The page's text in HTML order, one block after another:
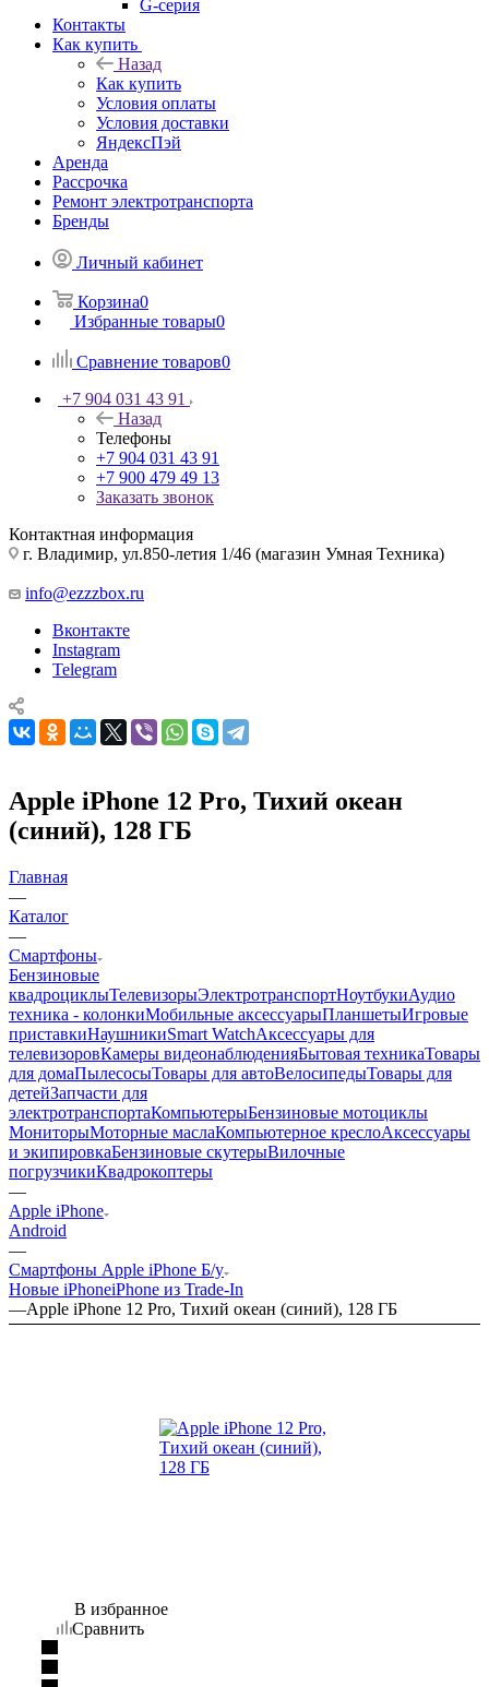
G-серия
Контакты
Как купить
Назад
Как купить
Условия оплаты
Условия доставки
ЯндексПэй
Аренда
Рассрочка
Ремонт электротранспорта
Бренды
Личный кабинет
Корзина0
Избранные товары0
Сравнение товаров0
+7 904 031 43 91
Назад
Телефоны
+7 904 031 43 91
+7 900 479 49 13
Заказать звонок
Контактная информация
г. Владимир, ул.850-летия 1/46 (магазин Умная Техника)
info@ezzzbox.ru
Вконтакте
Instagram
Telegram
Apple iPhone 12 Pro, Тихий океан
(синий), 128 ГБ
Главная
—
Каталог
—
Смартфоны
Бензиновые
квадроциклыТелевизорыЭлектротранспортНоутбукиАудио
техника - колонкиМобильные аксессуарыПланшетыИгровые
приставкиНаушникиSmart WatchАксессуары для
телевизоровКамеры видеонаблюденияБытовая техникаТовары
для домаПылесосыТовары для автоВелосипедыТовары для
детейЗапчасти для
электротранспортаКомпьютерыБензиновые мотоциклы
МониторыМоторные маслаКомпьютерное креслоАксессуары
и экипировкаБензиновые скутерыВилочные
погрузчикиКвадрокоптеры
—
Apple iPhone
Android
—
Смартфоны Apple iPhone Б/у
Новые iPhoneiPhone из Trade-In
—Apple iPhone 12 Pro, Тихий океан (синий), 128 ГБ
В избранное
Сравнить